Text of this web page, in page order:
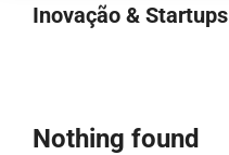
Inovação & Startups
Nothing found